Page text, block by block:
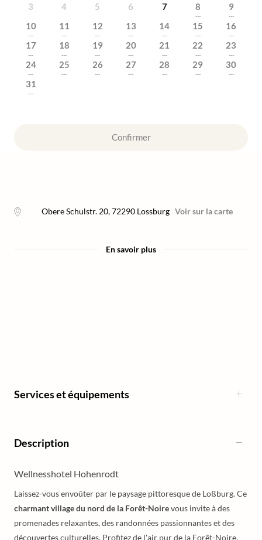
3
4 5 6 7 8
---
9
---
10
---
11
---
12
---
13
---
14
---
15
---
16
---
17
---
18
---
19
---
20
---
21
---
22
---
23
---
24
---
25
---
26
---
27
---
28
---
29
---
30
---
31
---
Confirmer
Obere Schulstr. 20,72290 Lossburg Voir sur la carte
En savoir plus
Services et équipements
Description
Wellnesshotel Hohenrodt
Laissez-vous envoûter par le paysage pittoresque de Loßburg. Ce
charmant village du nord de la Forêt-Noirevous invite à des
promenades relaxantes, des randonnées passionnantes et des
découvertes culturelles. Profitez de l'air pur de la Forêt-Noire,